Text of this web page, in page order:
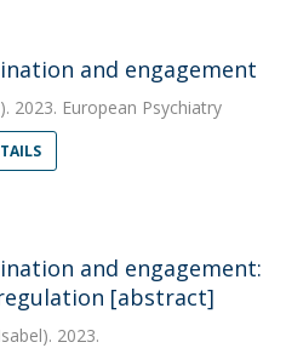
and engagement
2023. European Psychiatry
and engagement:
[abstract]
2023.